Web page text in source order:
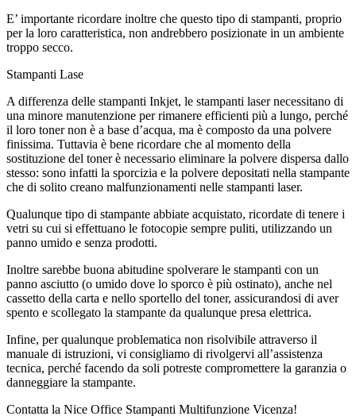
E’ importante ricordare inoltre che questo tipo di stampanti, proprio
per la loro caratteristica, non andrebbero posizionate in un ambiente
troppo secco.
Stampanti Lase
A differenza delle stampanti Inkjet, le stampanti laser necessitano di
una minore manutenzione per rimanere efficienti più a lungo, perché
il loro toner non è a base d’acqua, ma è composto da una polvere
finissima. Tuttavia è bene ricordare che al momento della
sostituzione del toner è necessario eliminare la polvere dispersa dallo
stesso: sono infatti la sporcizia e la polvere depositati nella stampante
che di solito creano malfunzionamenti nelle stampanti laser.
Qualunque tipo di stampante abbiate acquistato, ricordate di tenere i
vetri su cui si effettuano le fotocopie sempre puliti, utilizzando un
panno umido e senza prodotti.
Inoltre sarebbe buona abitudine spolverare le stampanti con un
panno asciutto (o umido dove lo sporco è più ostinato), anche nel
cassetto della carta e nello sportello del toner, assicurandosi di aver
spento e scollegato la stampante da qualunque presa elettrica.
Infine, per qualunque problematica non risolvibile attraverso il
manuale di istruzioni, vi consigliamo di rivolgervi all’assistenza
tecnica, perché facendo da soli potreste compromettere la garanzia o
danneggiare la stampante.
Contatta la Nice Office Stampanti Multifunzione Vicenza!